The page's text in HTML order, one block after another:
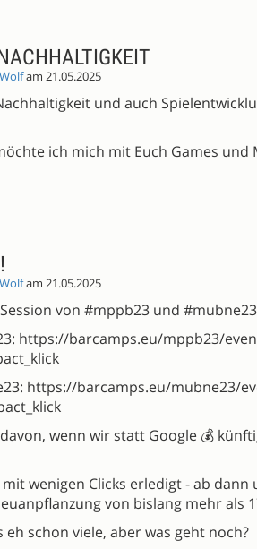
am 21.05.2025
und auch
ich mich mit Euch Games und
am 21.05.2025
von #mppb23 und #mubne23
https://barcamps.eu/mppb23/
https://barcamps.eu/mubne23/
wenn wir statt Google 💰
wenigen Clicks erledigt - ab
von bislang mehr als
eh schon viele, aber was geht noch?